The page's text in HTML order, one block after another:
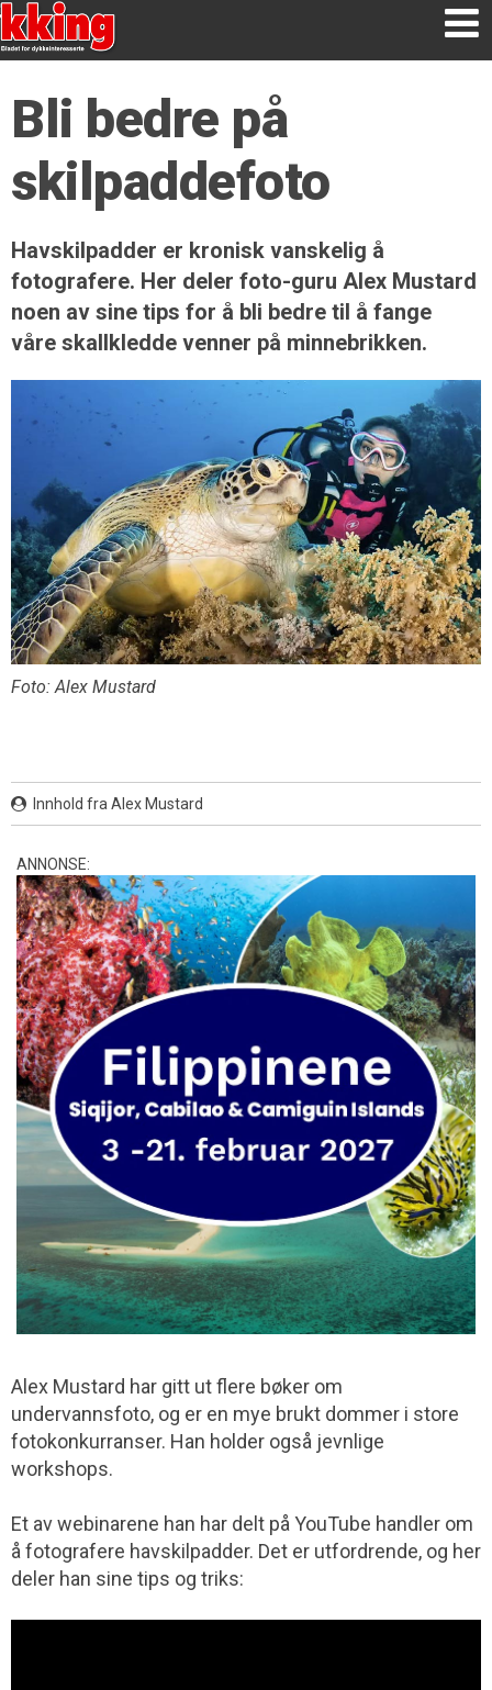
Bli bedre på
skilpaddefoto
Havskilpadder er kronisk vanskelig å
fotografere. Her deler foto-guru Alex Mustard
noen av sine tips for å bli bedre til å fange
våre skallkledde venner på minnebrikken.
Foto: Alex Mustard
Innhold fra Alex Mustard
ANNONSE:
Alex Mustard har gitt ut flere bøker om
undervannsfoto, og er en mye brukt dommer i store
fotokonkurranser. Han holder også jevnlige
workshops.
Et av webinarene han har delt på YouTube handler om
å fotografere havskilpadder. Det er utfordrende, og her
deler han sine tips og triks: